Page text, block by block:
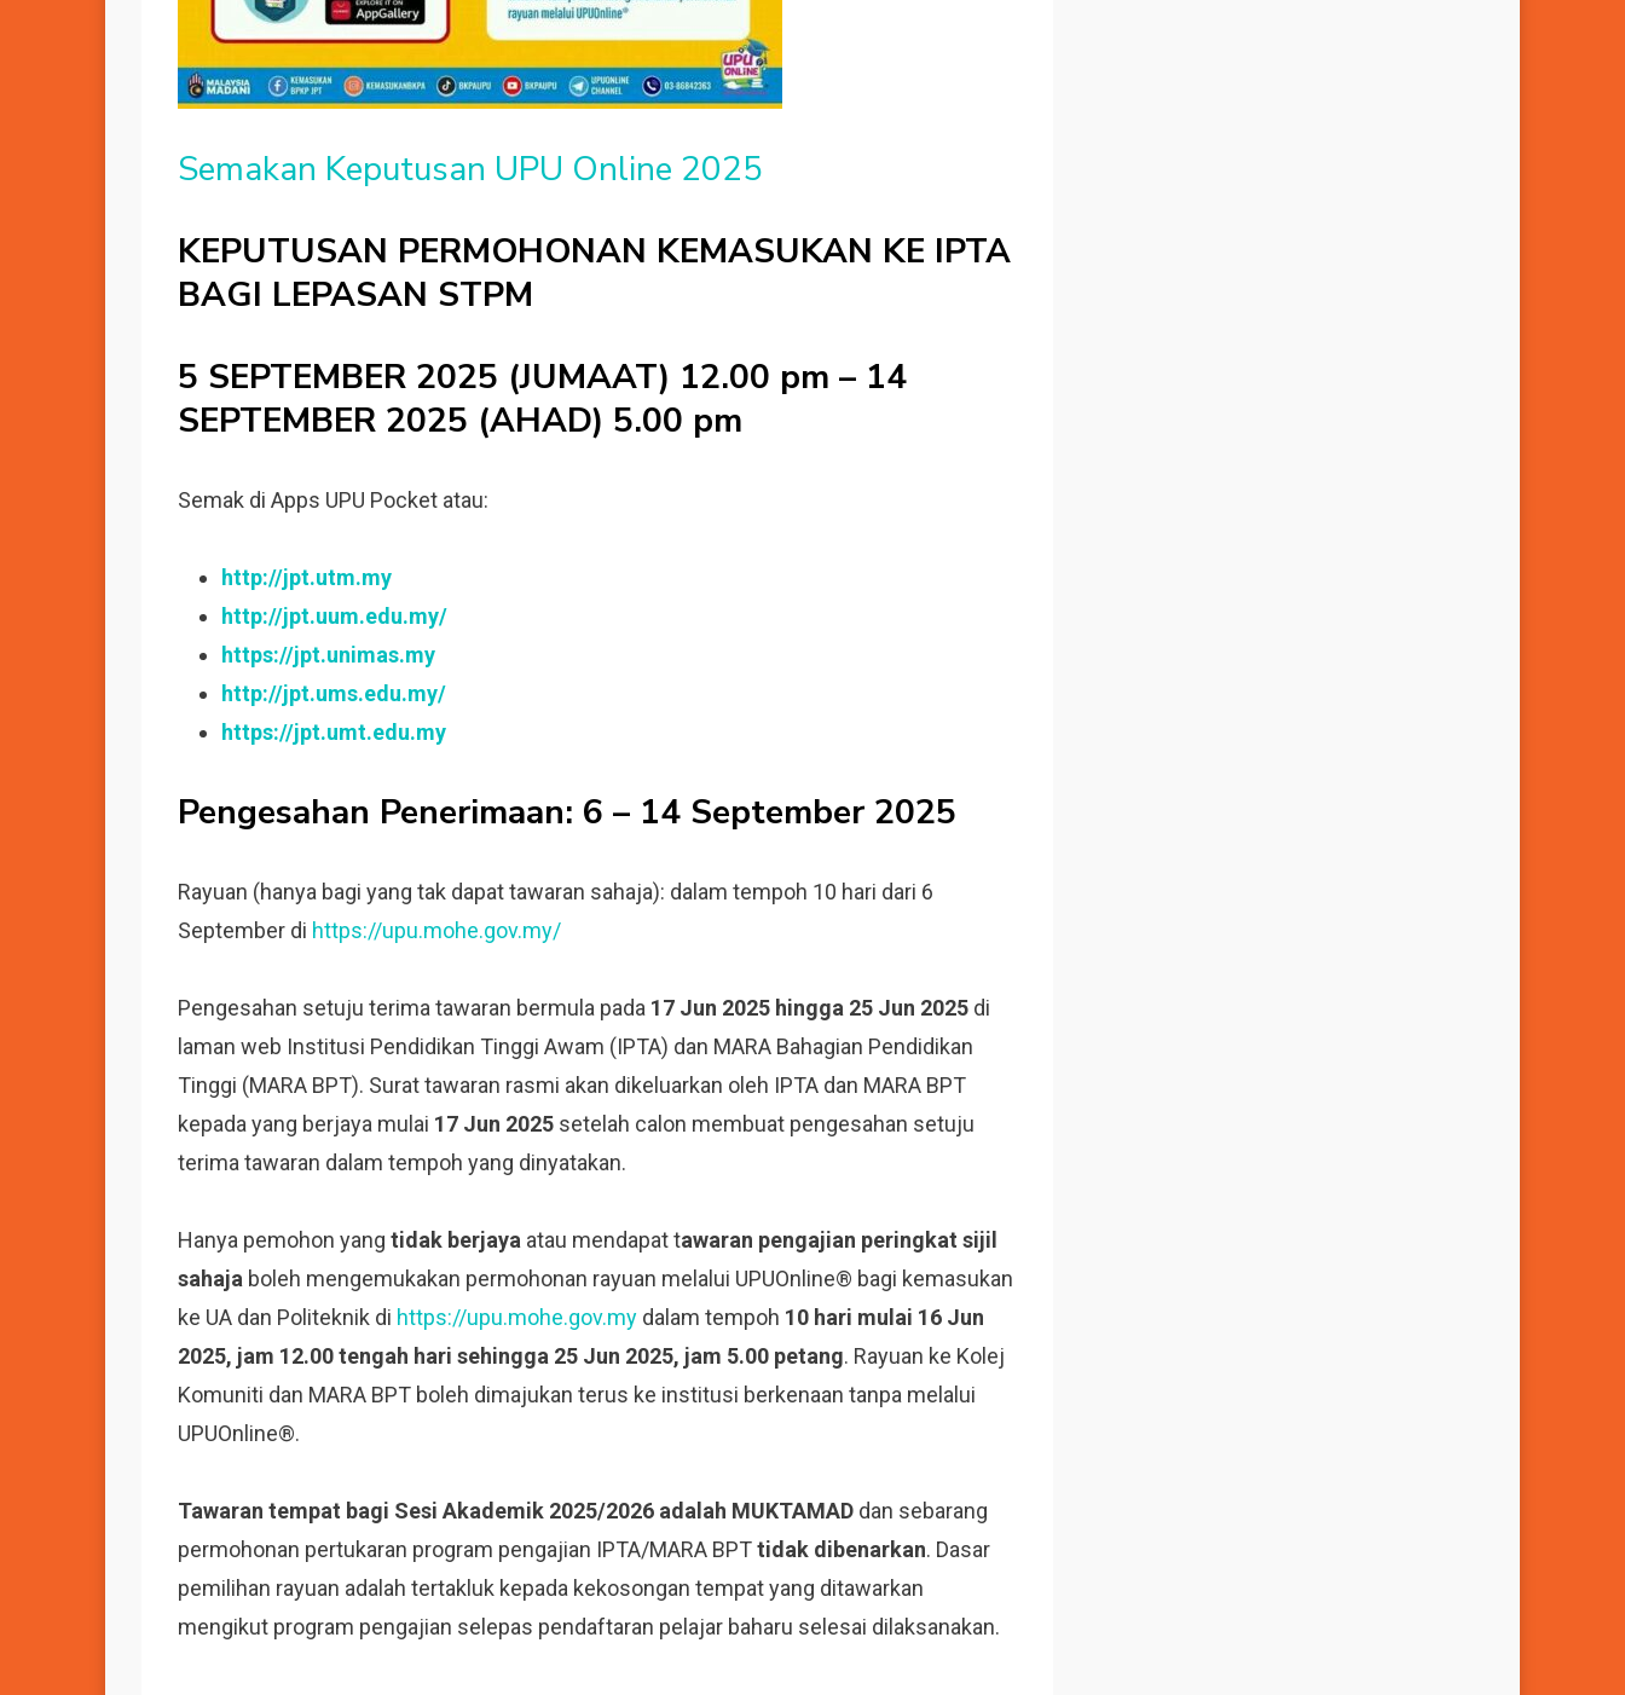
Semakan Keputusan UPU Online 2025
KEPUTUSAN PERMOHONAN KEMASUKAN KE IPTA
BAGI LEPASAN STPM
5 SEPTEMBER 2025 (JUMAAT) 12.00 pm – 14
SEPTEMBER 2025 (AHAD) 5.00 pm
Semak di Apps UPU Pocket atau:
http://jpt.utm.my
http://jpt.uum.edu.my/
https://jpt.unimas.my
http://jpt.ums.edu.my/
https://jpt.umt.edu.my
Pengesahan Penerimaan: 6 – 14 September 2025
Rayuan (hanya bagi yang tak dapat tawaran sahaja): dalam tempoh 10 hari dari 6
September di https://upu.mohe.gov.my/
Pengesahan setuju terima tawaran bermula pada 17 Jun 2025 hingga 25 Jun 2025 di
laman web Institusi Pendidikan Tinggi Awam (IPTA) dan MARA Bahagian Pendidikan
Tinggi (MARA BPT). Surat tawaran rasmi akan dikeluarkan oleh IPTA dan MARA BPT
kepada yang berjaya mulai 17 Jun 2025 setelah calon membuat pengesahan setuju
terima tawaran dalam tempoh yang dinyatakan.
Hanya pemohon yang tidak berjaya atau mendapat tawaran pengajian peringkat sijil
sahaja boleh mengemukakan permohonan rayuan melalui UPUOnline® bagi kemasukan
ke UA dan Politeknik di https://upu.mohe.gov.my dalam tempoh 10 hari mulai 16 Jun
2025, jam 12.00 tengah hari sehingga 25 Jun 2025, jam 5.00 petang. Rayuan ke Kolej
Komuniti dan MARA BPT boleh dimajukan terus ke institusi berkenaan tanpa melalui
UPUOnline®.
Tawaran tempat bagi Sesi Akademik 2025/2026 adalah MUKTAMAD dan sebarang
permohonan pertukaran program pengajian IPTA/MARA BPTtidak dibenarkan. Dasar
pemilihan rayuan adalah tertakluk kepada kekosongan tempat yang ditawarkan
mengikut program pengajian selepas pendaftaran pelajar baharu selesai dilaksanakan.